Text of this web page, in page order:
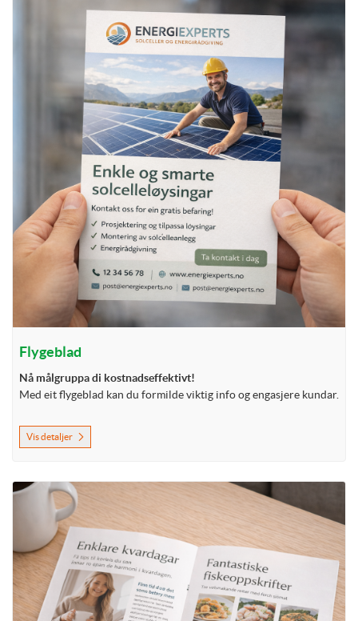
Flygeblad
Nå målgruppa di kostnadseffektivt!
Med eit flygeblad kan du formilde viktig info og engasjere kundar.
Vis detaljer
Vis detaljer Hefte